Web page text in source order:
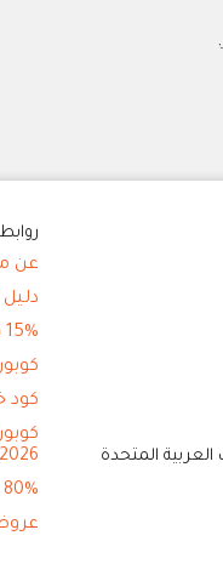
المتحدة
روابط
عن
15% كود خصم فارفيتش - farfetch كود خصم في الامارات العربية
كود
2026
80% خصم نون مع كود خصم نون في الامارات العربية